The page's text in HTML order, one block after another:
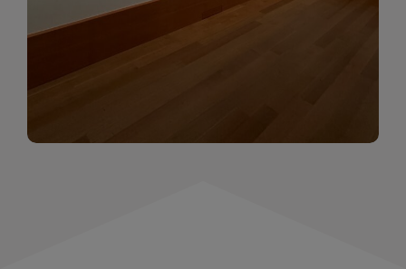
wspominania i inspirowania się!